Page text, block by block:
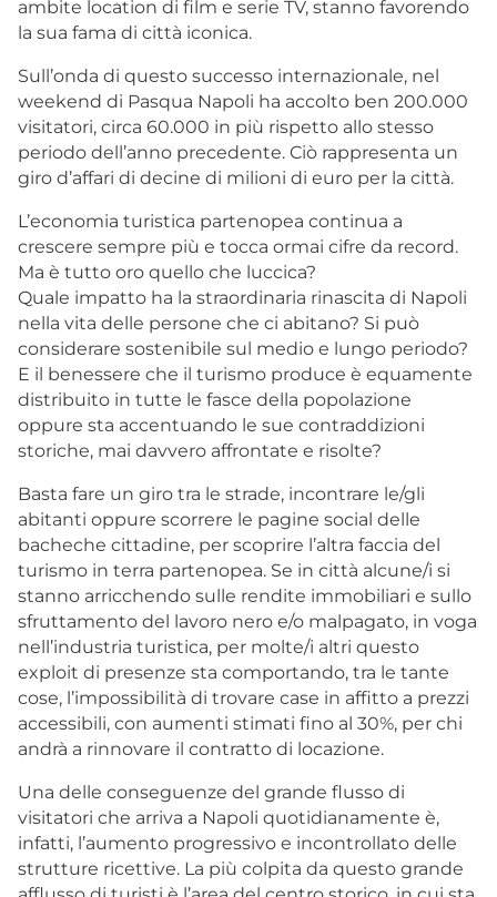
ambite location di film e serie TV, stanno favorendo
la sua fama di città iconica.
Sull’onda di questo successo internazionale, nel
weekend di Pasqua Napoli ha accolto ben 200.000
visitatori, circa 60.000 in più rispetto allo stesso
periodo dell’anno precedente. Ciò rappresenta un
giro d’affari di decine di milioni di euro per la città.
L’economia turistica partenopea continua a
crescere sempre più e tocca ormai cifre da record.
Ma è tutto oro quello che luccica?
Quale impatto ha la straordinaria rinascita di Napoli
nella vita delle persone che ci abitano? Si può
considerare sostenibile sul medio e lungo periodo?
E il benessere che il turismo produce è equamente
distribuito in tutte le fasce della popolazione
oppure sta accentuando le sue contraddizioni
storiche, mai davvero affrontate e risolte?
Basta fare un giro tra le strade, incontrare le/gli
abitanti oppure scorrere le pagine social delle
bacheche cittadine, per scoprire l’altra faccia del
turismo in terra partenopea. Se in città alcune/i si
stanno arricchendo sulle rendite immobiliari e sullo
sfruttamento del lavoro nero e/o malpagato, in voga
nell’industria turistica, per molte/i altri questo
exploit di presenze sta comportando, tra le tante
cose, l’impossibilità di trovare case in affitto a prezzi
accessibili, con aumenti stimati fino al 30%, per chi
andrà a rinnovare il contratto di locazione.
Una delle conseguenze del grande flusso di
visitatori che arriva a Napoli quotidianamente è,
infatti, l’aumento progressivo e incontrollato delle
strutture ricettive. La più colpita da questo grande